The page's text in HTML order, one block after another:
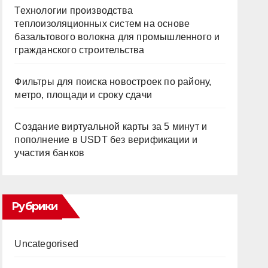
Технологии производства
теплоизоляционных систем на основе
базальтового волокна для промышленного и
гражданского строительства
Фильтры для поиска новостроек по району,
метро, площади и сроку сдачи
Создание виртуальной карты за 5 минут и
пополнение в USDT без верификации и
участия банков
Рубрики
Uncategorised